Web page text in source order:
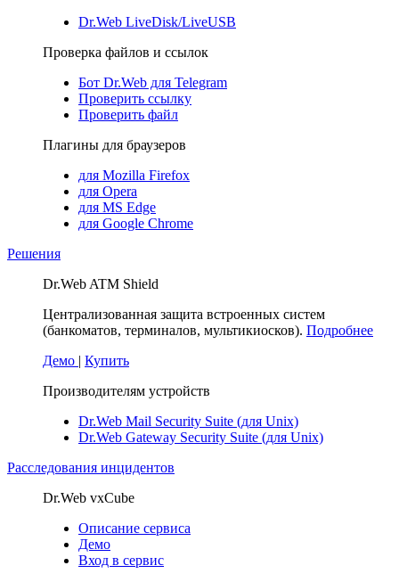
Dr.Web LiveDisk/LiveUSB
Проверка файлов и ссылок
Бот Dr.Web для Telegram
Проверить ссылку
Проверить файл
Плагины для браузеров
для Mozilla Firefox
для Opera
для MS Edge
для Google Chrome
Решения
Dr.Web ATM Shield
Централизованная защита встроенных систем
(банкоматов, терминалов, мультикиосков). Подробнее
Демо | Купить
Производителям устройств
Dr.Web Mail Security Suite (для Unix)
Dr.Web Gateway Security Suite (для Unix)
Расследования инцидентов
Dr.Web vxCube
Описание сервиса
Демо
Вход в сервис